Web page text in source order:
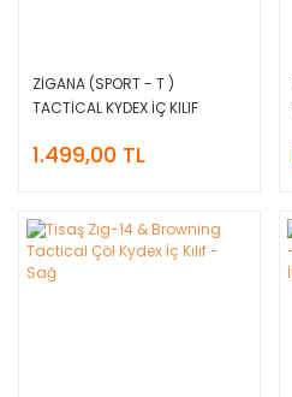
ZİGANA (SPORT - T )
TACTİCAL KYDEX İÇ KILIF
1.499,00 TL